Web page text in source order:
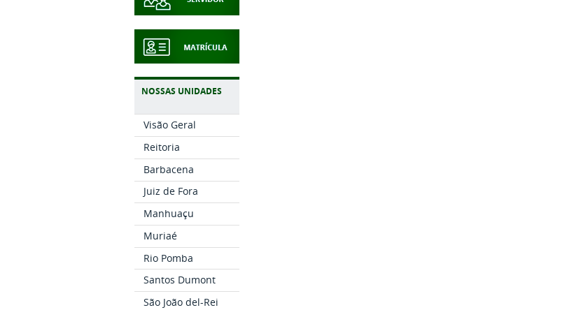
NOSSAS UNIDADES
Visão Geral
Reitoria
Barbacena
Juiz de Fora
Manhuaçu
Muriaé
Rio Pomba
Santos Dumont
São João del-Rei